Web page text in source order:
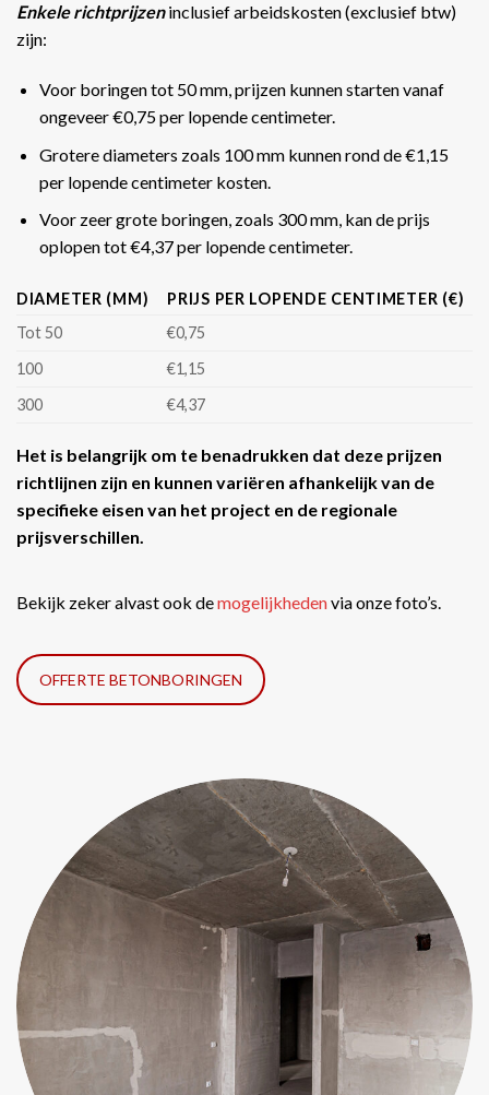
Enkele richtprijzeninclusief arbeidskosten (exclusief btw)
zijn:
Voor boringen tot 50 mm, prijzen kunnen starten vanaf
ongeveer €0,75 per lopende centimeter.
Grotere diameters zoals 100 mm kunnen rond de €1,15
per lopende centimeter kosten.
Voor zeer grote boringen, zoals 300 mm, kan de prijs
oplopen tot €4,37 per lopende centimeter​​.
DIAMETER (MM)
PRIJS PER LOPENDE CENTIMETER (€)
Tot 50
€0,75
100
€1,15
300
€4,37
Het is belangrijk om te benadrukken dat deze prijzen
richtlijnen zijn en kunnen variëren afhankelijk van de
specifieke eisen van het project en de regionale
prijsverschillen.
Bekijk zeker alvast ook demogelijkhedenvia onze foto’s.
OFFERTE BETONBORINGEN